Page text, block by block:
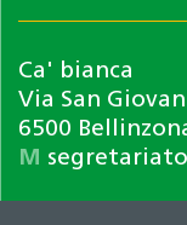
Ca' bianca
Via San
6500
M